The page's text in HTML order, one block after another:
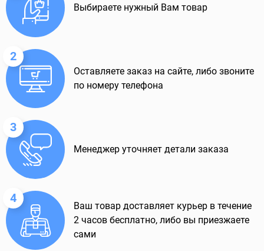
Выбираете нужный Вам товар
2
Оставляете заказ на сайте, либо звоните
по номеру телефона
3
Менеджер уточняет детали заказа
4
Ваш товар доставляет курьер в течение
2 часов бесплатно, либо вы приезжаете
сами